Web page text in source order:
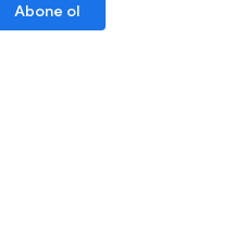
Abone ol